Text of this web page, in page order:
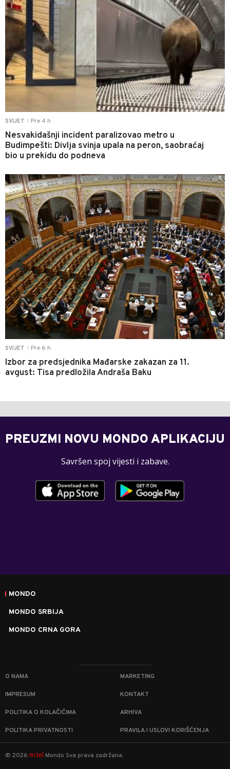
SVIJET Pre 4 h
Nesvakidašnji incident paralizovao metro u
Budimpešti: Divlja svinja upala na peron, saobraćaj
bio u prekidu do podneva
SVIJET Pre 6 h
Izbor za predsjednika Mađarske zakazan za 11.
avgust: Tisa predložila Andraša Baku
0
PREUZMI NOVU MONDO APLIKACIJU
Savršen spoj vijesti i zabave.
MONDO
MONDO SRBIJA
MONDO CRNA GORA
O NAMA MARKETING
IMPRESUM KONTAKT
POLITIKA O KOLAČIĆIMA ARHIVA
POLITIKA PRIVATNOSTI PRAVILA I USLOVI KORIŠĆENJA
© 2026 m:tel Mondo Sva prava zadržana.